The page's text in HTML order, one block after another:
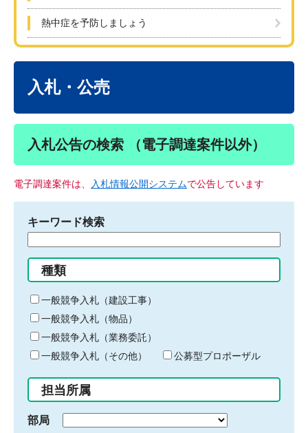
熱中症を予防しましょう
入札・公売
入札公告の検索 （電子調達案件以外）
電子調達案件は、 入札情報公開システムで公告しています
キーワード検索
る
キ
ー
ワ
ー
ド
入
力
種類
一般競争入札（建設工事）
一般競争入札（物品）
一般競争入札（業務委託）
一般競争入札（その他）
公募型プロポーザル
担当所属
部局